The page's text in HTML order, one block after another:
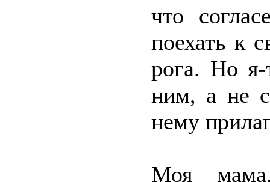
что
поехать к
рога. Но я-
ним, а не
нему
Моя